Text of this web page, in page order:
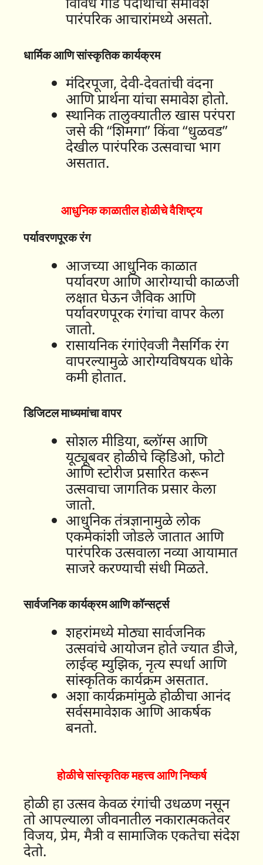
पारंपरिक आचारांमध्ये असतो.
धार्मिक आणि सांस्कृतिक कार्यक्रम
मंदिरपूजा, देवी-देवतांची वंदना
आणि प्रार्थना यांचा समावेश होतो.
स्थानिक तालुक्यातील खास परंपरा
जसे की “शिमगा” किंवा “धुळवड”
देखील पारंपरिक उत्सवाचा भाग
असतात.
आधुनिक काळातील होळीचे वैशिष्ट्य
पर्यावरणपूरक रंग
आजच्या आधुनिक काळात
पर्यावरण आणि आरोग्याची काळजी
लक्षात घेऊन जैविक आणि
पर्यावरणपूरक रंगांचा वापर केला
जातो.
रासायनिक रंगांऐवजी नैसर्गिक रंग
वापरल्यामुळे आरोग्यविषयक धोके
कमी होतात.
डिजिटल माध्यमांचा वापर
सोशल मीडिया, ब्लॉग्स आणि
यूट्यूबवर होळीचे व्हिडिओ, फोटो
आणि स्टोरीज प्रसारित करून
उत्सवाचा जागतिक प्रसार केला
जातो.
आधुनिक तंत्रज्ञानामुळे लोक
एकमेकांशी जोडले जातात आणि
पारंपरिक उत्सवाला नव्या आयामात
साजरे करण्याची संधी मिळते.
सार्वजनिक कार्यक्रम आणि कॉन्सर्ट्स
शहरांमध्ये मोठ्या सार्वजनिक
उत्सवांचे आयोजन होते ज्यात डीजे,
लाईव्ह म्युझिक, नृत्य स्पर्धा आणि
सांस्कृतिक कार्यक्रम असतात.
अशा कार्यक्रमांमुळे होळीचा आनंद
सर्वसमावेशक आणि आकर्षक
बनतो.
होळीचे सांस्कृतिक महत्त्व आणि निष्कर्ष
होळी हा उत्सव केवळ रंगांची उधळण नसून
तो आपल्याला जीवनातील नकारात्मकतेवर
विजय, प्रेम, मैत्री व सामाजिक एकतेचा संदेश
देतो.